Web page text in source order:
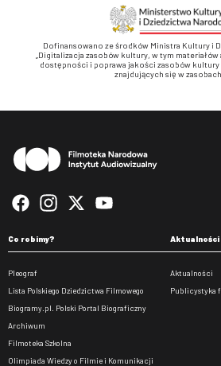
Dofinansowano ze środków Ministra Kultury i
„Digitalizacja zasobów kultury, w tym
dostępności i poprawa jakości zasobów
znajdujących się w zasobach
Co robimy?
Pleograf
Lista Polskiego Dziedzictwa Filmowego
Biogramy.pl. Polski Portal Biograficzny
Archiwum
Filmoteka Szkolna
Olimpiada Wiedzy o Filmie i Komunikacji
Aktualności
Aktualności
Publicystyka